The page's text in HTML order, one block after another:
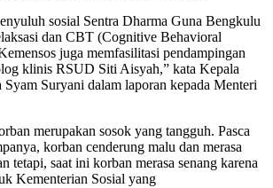
sosial Sentra Dharma Guna Bengkulu
dan CBT (Cognitive Behavioral
juga memfasilitasi pendampingan
klinis RSUD Siti Aisyah,” kata Kepala
Syam Suryani dalam laporan kepada Menteri
merupakan sosok yang tangguh. Pasca
korban cenderung malu dan merasa
tetapi, saat ini korban merasa senang karena
Kementerian Sosial yang